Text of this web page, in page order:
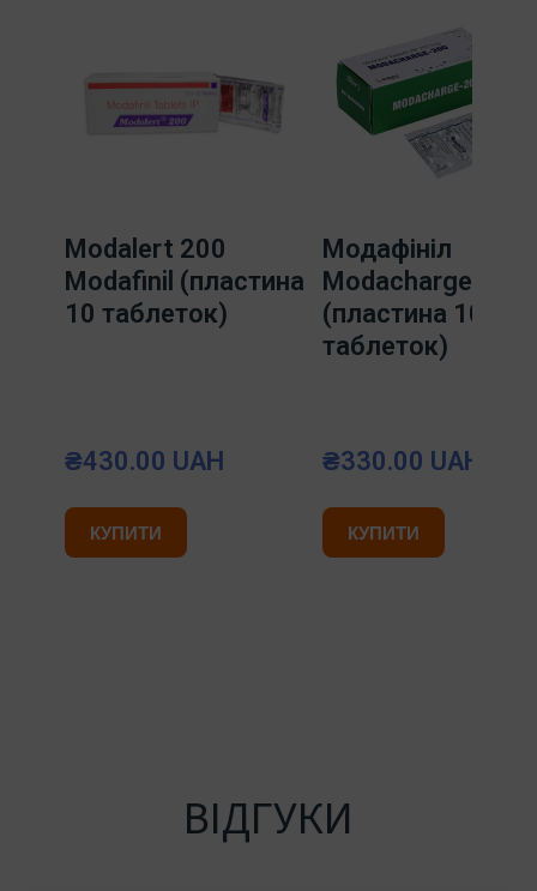
Modalert 200
Modafinil (пластина
10 таблеток)
₴430.00 UAH
КУПИТИ
Модафініл
Modacharge 200
(пластина 10
таблеток)
₴330.00 UAH
КУПИТИ
ВІДГУКИ